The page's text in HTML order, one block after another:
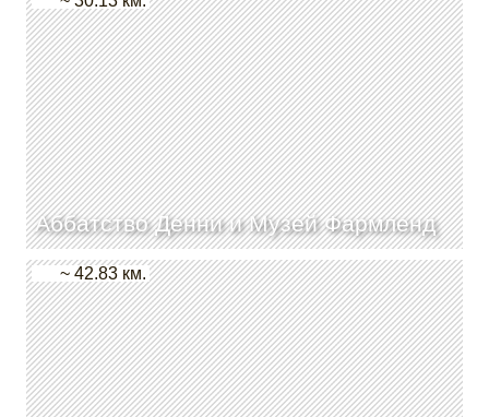
Аббатство Денни и Музей Фармленд
~ 42.83 км.